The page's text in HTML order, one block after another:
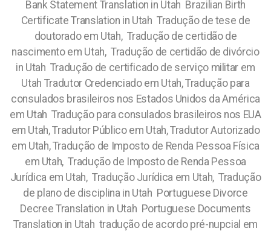
Bank Statement Translation in Utah Brazilian Birth
Certificate Translation in Utah Tradução de tese de
doutorado em Utah, Tradução de certidão de
nascimento em Utah, Tradução de certidão de divórcio
in Utah Tradução de certificado de serviço militar em
Utah Tradutor Credenciado em Utah, Tradução para
consulados brasileiros nos Estados Unidos da América
em Utah Tradução para consulados brasileiros nos EUA
em Utah, Tradutor Público em Utah, Tradutor Autorizado
em Utah, Tradução de Imposto de Renda Pessoa Física
em Utah, Tradução de Imposto de Renda Pessoa
Jurídica em Utah, Tradução Jurídica em Utah, Tradução
de plano de disciplina in Utah Portuguese Divorce
Decree Translation in Utah Portuguese Documents
Translation in Utah tradução de acordo pré-nupcial em